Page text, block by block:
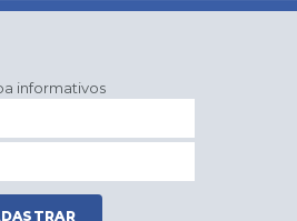
informativos